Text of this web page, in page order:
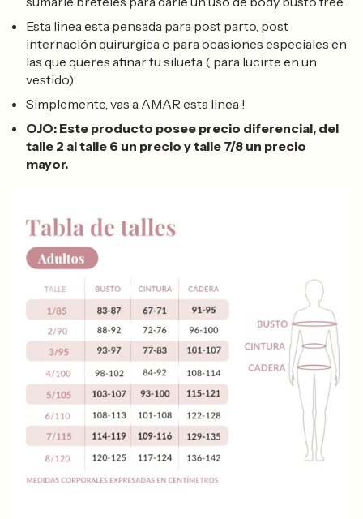
Esta linea esta pensada para post parto, post
internación quirurgica o para ocasiones especiales en
las que queres afinar tu silueta ( para lucirte en un
vestido)
Simplemente, vas a AMAR esta linea !
OJO: Este producto posee precio diferencial, del
talle 2 al talle 6 un precio y talle 7/8 un precio
mayor.